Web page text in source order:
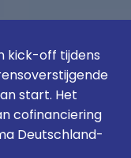
kick-off tijdens
start. Het
cofinanciering
Deutschland-